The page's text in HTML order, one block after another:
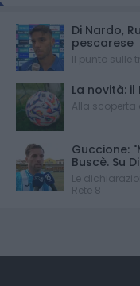
Di Nardo,
pescarese
Il punto sulle
La novità: il
Alla scoperta
Guccione:
Buscè. Su
Le
Rete 8